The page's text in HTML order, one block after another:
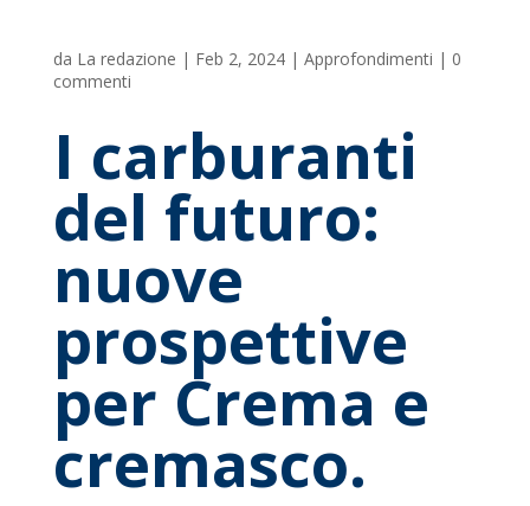
da La redazione | Feb 2, 2024| Approfondimenti | 0
commenti
I carburanti
del futuro:
nuove
prospettive
per Crema e
cremasco.